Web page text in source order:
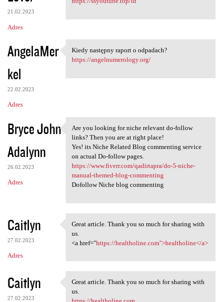
21.02.2023
Adres
AngelaMer
kel
22.02.2023
Adres
Kiedy następny raport o
Kiedy następny raport o odpadach?
https://angelnumerology.org/
Bryce John
Adalynn
26.02.2023
Adres
Are you looking for niche
Are you looking for niche relevant do-follow
links? Then you are at right place!
Yes! its Niche Related Blog commenting service
on actual Do-follow pages.
https://www.fiverr.com/qadirtapra/do-5-niche-
manual-themed-blog-commenting
Dofollow Niche blog commenting
Caitlyn
27.02.2023
Adres
Great article. Thank you so
Great article. Thank you so much for sharing with
us.
<a href="https://healtholine.com">healtholine</a>
Caitlyn
27.02.2023
Great article. Thank you so
Great article. Thank you so much for sharing with
us.